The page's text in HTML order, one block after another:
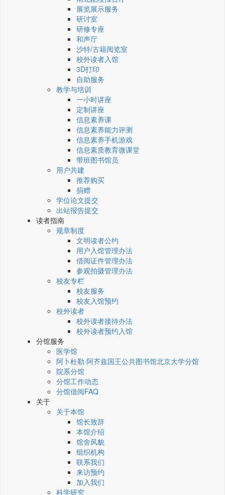
展览展示服务
研讨室
研修专座
和声厅
沙特/古籍阅览室
校外读者入馆
3D打印
自助服务
教学与培训
一小时讲座
定制讲座
信息素养课
信息素养能力评测
信息素养手机游戏
信息素质教育微课堂
带班图书馆员
用户共建
推荐购买
捐赠
学位论文提交
出站报告提交
读者指南
规章制度
文明读者公约
用户入馆管理办法
借阅证件管理办法
参观拍摄管理办法
校友专栏
校友服务
校友入馆预约
校外读者
校外读者接待办法
校外读者预约入馆
分馆服务
医学馆
阿卜杜勒·阿齐兹国王公共图书馆北京大学分馆
院系分馆
分馆工作动态
分馆借阅FAQ
关于
关于本馆
馆长致辞
本馆介绍
馆舍风貌
组织机构
联系我们
来访预约
加入我们
科学研究